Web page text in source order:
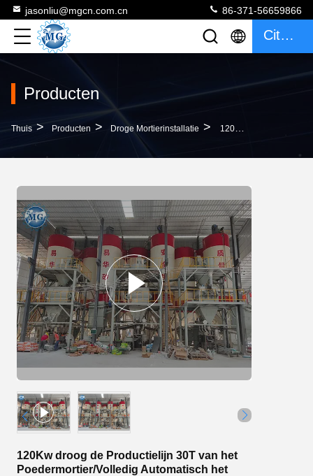
jasonliu@mgcn.com.cn 86-371-56659866
Citaat
Producten
Thuis > Producten > Droge Mortierinstallatie > 120Kw Droog De Productielijn 30T Van Het Poedermortier/Volledig Automatisch Het Zandcement Van H
120Kw droog de Productielijn 30T van het
Poedermortier/Volledig Automatisch het